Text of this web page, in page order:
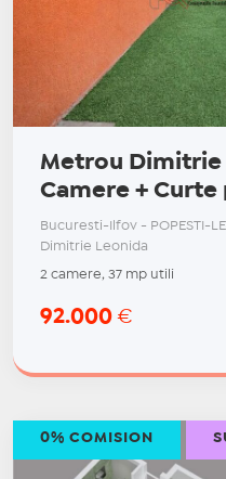
Metrou Dimitrie
Camere +
Bucuresti-Ilfov - POPESTI-
Dimitrie Leonida
2 camere, 37 mp utili
92.000€
0% COMISION